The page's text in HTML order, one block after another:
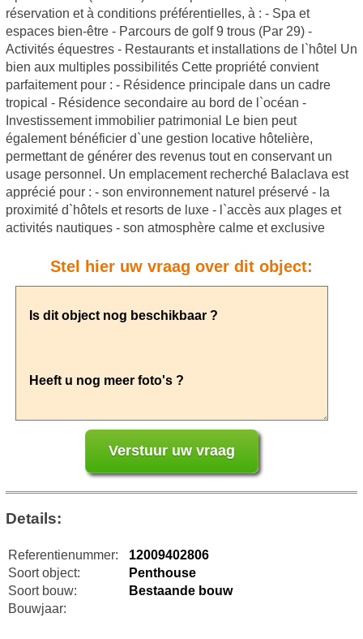
réservation et à conditions préférentielles, à : - Spa et
espaces bien-être - Parcours de golf 9 trous (Par 29) -
Activités équestres - Restaurants et installations de l`hôtel Un
bien aux multiples possibilités Cette propriété convient
parfaitement pour : - Résidence principale dans un cadre
tropical - Résidence secondaire au bord de l`océan -
Investissement immobilier patrimonial Le bien peut
également bénéficier d`une gestion locative hôtelière,
permettant de générer des revenus tout en conservant un
usage personnel. Un emplacement recherché Balaclava est
apprécié pour : - son environnement naturel préservé - la
proximité d`hôtels et resorts de luxe - l`accès aux plages et
activités nautiques - son atmosphère calme et exclusive
Stel hier uw vraag over dit object:
Details:
Referentienummer:
12009402806
Soort object:
Penthouse
Soort bouw:
Bestaande bouw
Bouwjaar: